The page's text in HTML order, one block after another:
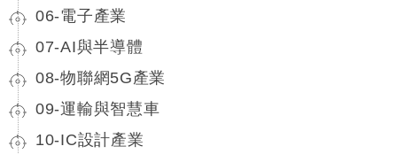
06-電子產業
07-AI與半導體
08-物聯網5G產業
09-運輸與智慧車
10-IC設計產業